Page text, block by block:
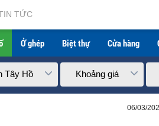
TỨC
Ở ghép Biệt thự Cửa hàng
Tây Hồ Khoảng giá
06/03/